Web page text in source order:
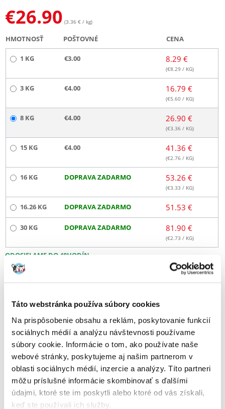
Táto webstránka používa súbory cookies
Na prispôsobenie obsahu a reklám, poskytovanie funkcií
sociálnych médií a analýzu návštevnosti používame
súbory cookie. Informácie o tom, ako používate naše
webové stránky, poskytujeme aj našim partnerom v
oblasti sociálnych médií, inzercie a analýzy. Títo partneri
môžu príslušné informácie skombinovať s ďalšími
údajmi, ktoré ste im poskytli alebo ktoré od vás získali,
keď ste používali ich služby.
€26.90 (3.36 € / kg)
HMOTNOSŤ POŠTOVNÉ CENA
1 KG €3.00 8.29 €
(€8.29 / KG)
3 KG €4.00 16.79 €
(€5.60 / KG)
8 KG €4.00 26.90 €
(€3.36 / KG)
15 KG €4.00 41.36 €
(€2.76 / KG)
16 KG DOPRAVA ZADARMO 53.26 €
(€3.33 / KG)
16.26 KG DOPRAVA ZADARMO 51.53 €
30 KG DOPRAVA ZADARMO 81.90 €
(€2.73 / KG)
ODOSIELAME DO 48HODÍN
Fotky našich zákazníkov
100%
100% ZÁKAZNÍCI ODPORÚČAJÚ TENTO PRODUKT